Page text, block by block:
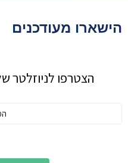
הישארו מעודכנים
הצטרפו לניוזלטר